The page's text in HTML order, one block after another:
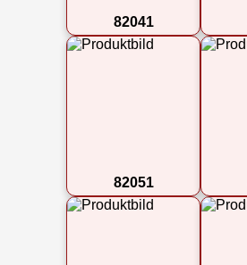
82041
82051